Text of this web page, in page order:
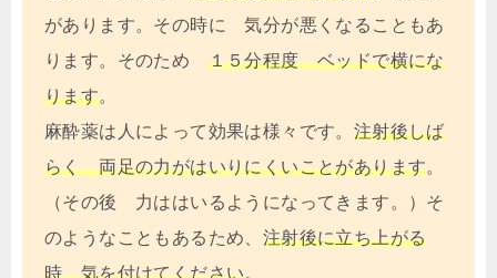
があります。その時に 気分が悪くなることもあ
ります。そのため １５分程度 ベッドで横にな
ります。
麻酔薬は人によって効果は様々です。 注射後しば
らく 両足の力がはいりにくいことがあります。
（その後 力ははいるようになってきます。）そ
のようなこともあるため、 注射後に立ち上がる
時 気を付けてください。